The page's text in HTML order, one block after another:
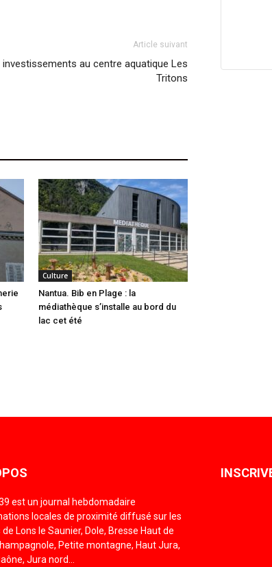
Article suivant
investissements au centre aquatique Les
Tritons
Culture
Nantua. Bib en Plage : la
médiathèque s’installe au bord du
lac cet été